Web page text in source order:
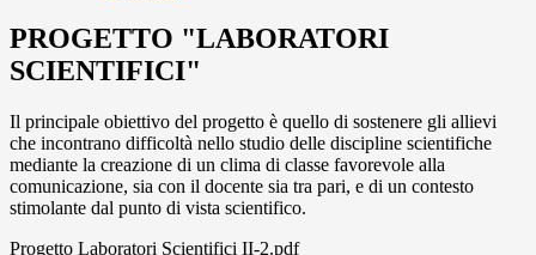
PROGETTO "LABORATORI
SCIENTIFICI"
Il principale obiettivo del progetto è quello di sostenere gli allievi
che incontrano difficoltà nello studio delle discipline scientifiche
mediante la creazione di un clima di classe favorevole alla
comunicazione, sia con il docente sia tra pari, e di un contesto
stimolante dal punto di vista scientifico.
Progetto Laboratori Scientifici II-2.pdf